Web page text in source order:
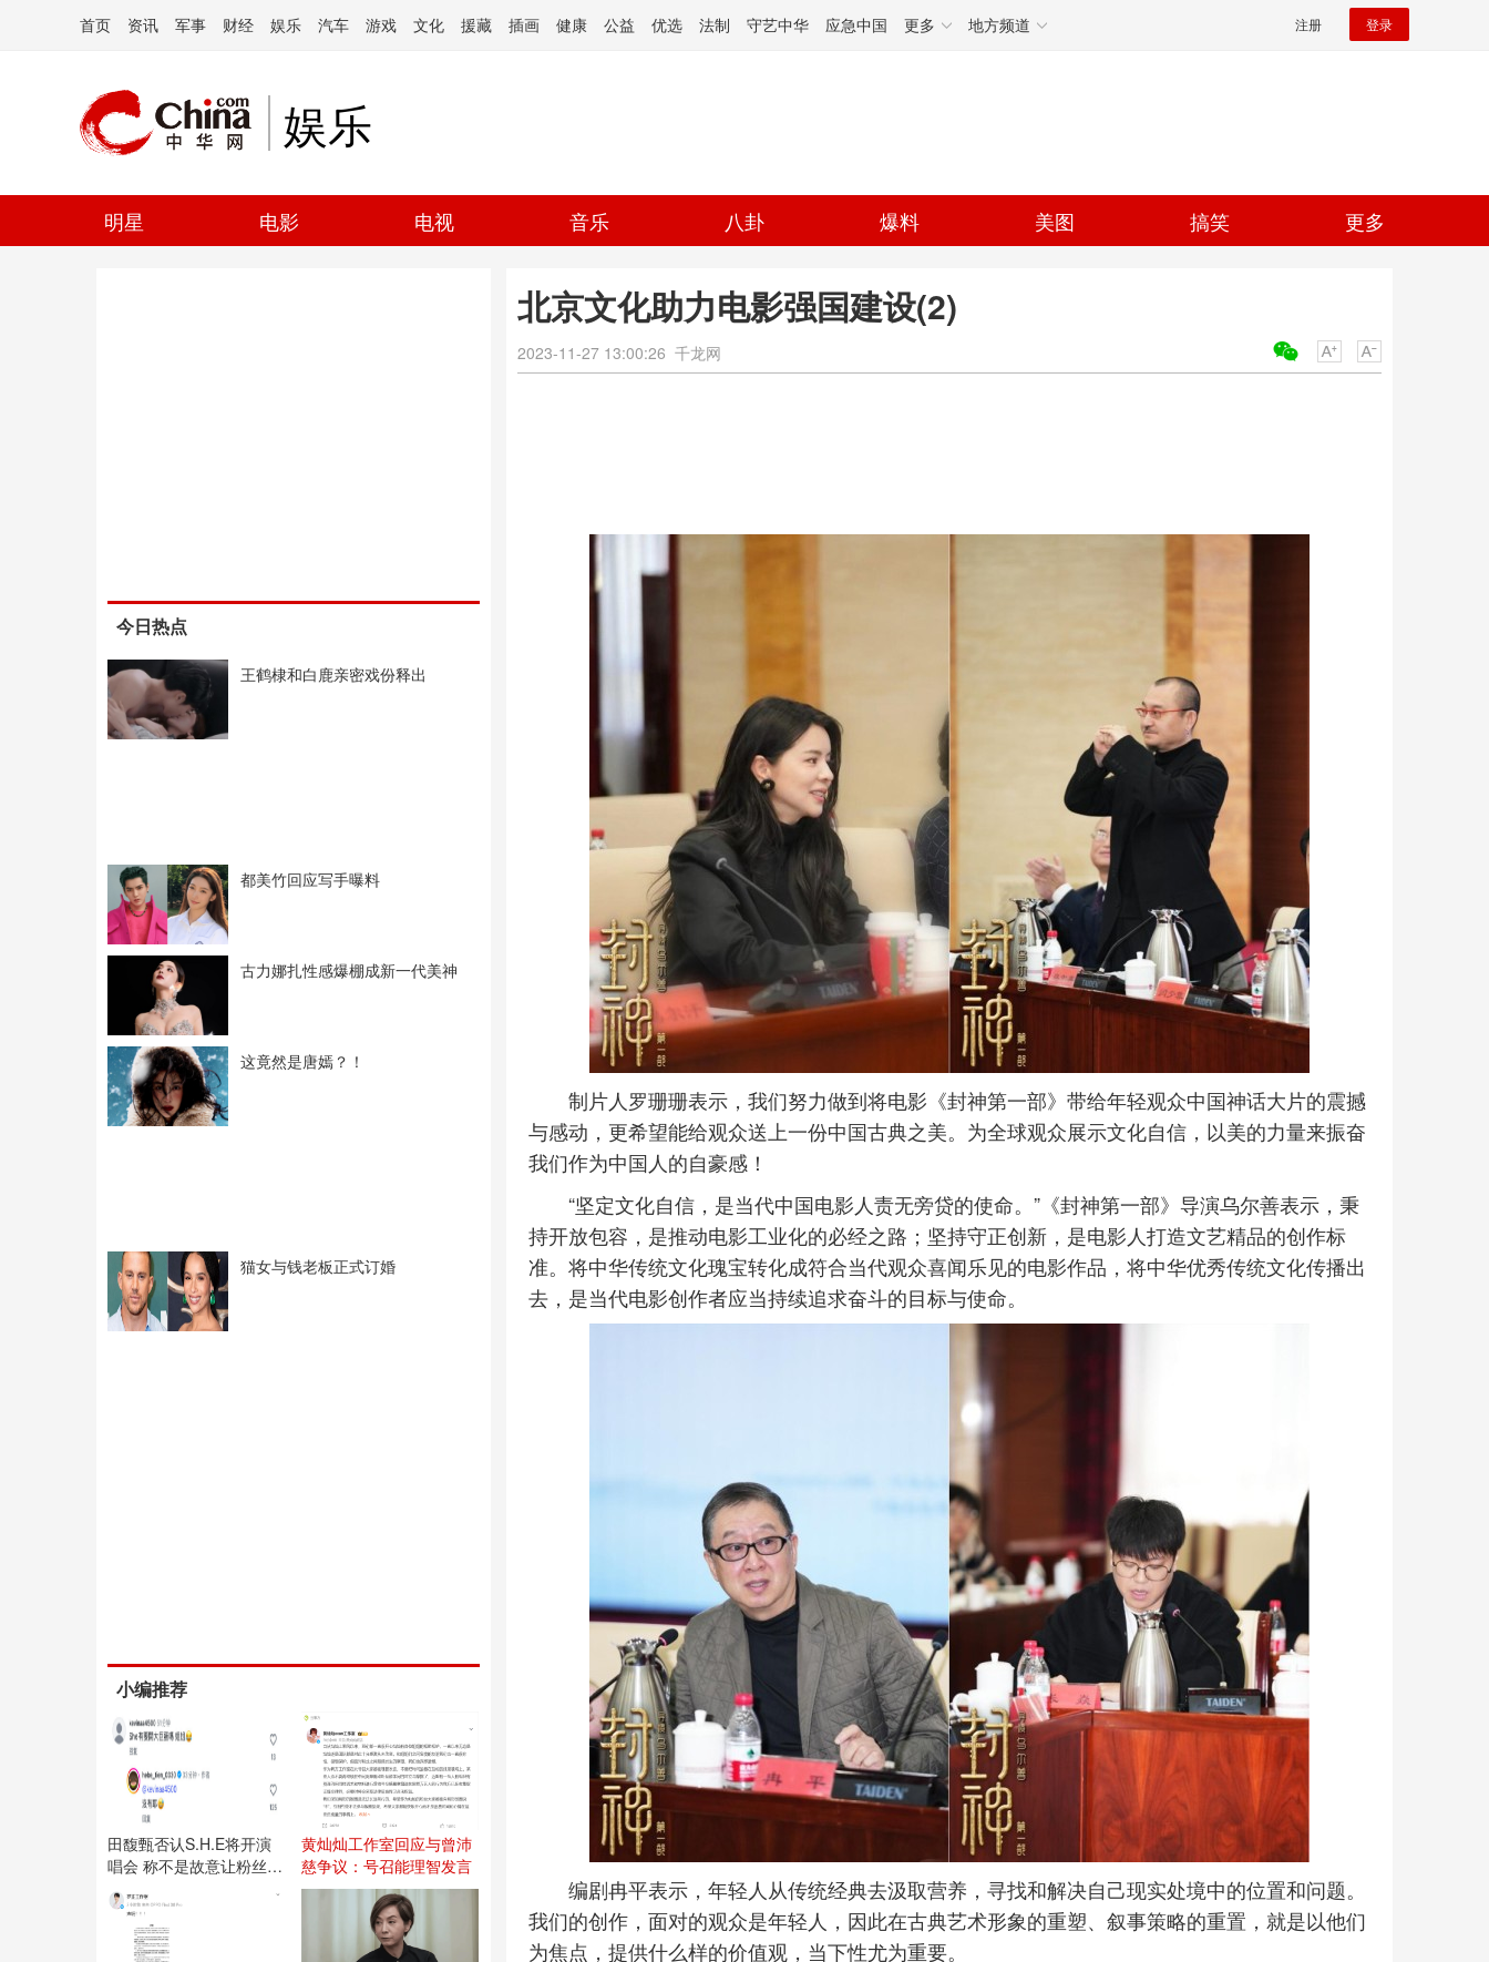
首页 资讯 军事 财经 娱乐 汽车 游戏 文化 援藏 插画 健康 公益 优选 法制 守艺中华 应急中国 更多 地方频道 注册 登录
娱乐
明星 电影 电视 音乐 八卦 爆料 美图 搞笑 更多
今日热点
王鹤棣和白鹿亲密戏份释出
都美竹回应写手曝料
古力娜扎性感爆棚成新一代美神
这竟然是唐嫣？！
猫女与钱老板正式订婚
小编推荐
田馥甄否认S.H.E将开演
唱会 称不是故意让粉丝失
望
黄灿灿工作室回应与曾沛
慈争议：号召能理智发言
北京文化助力电影强国建设(2)
2023-11-27 13:00:26 千龙网
制片人罗珊珊表示，我们努力做到将电影《封神第一部》带给年轻观众中国神话大片的震撼
与感动，更希望能给观众送上一份中国古典之美。为全球观众展示文化自信，以美的力量来振奋
我们作为中国人的自豪感！
“坚定文化自信，是当代中国电影人责无旁贷的使命。”《封神第一部》导演乌尔善表示，秉
持开放包容，是推动电影工业化的必经之路；坚持守正创新，是电影人打造文艺精品的创作标
准。将中华传统文化瑰宝转化成符合当代观众喜闻乐见的电影作品，将中华优秀传统文化传播出
去，是当代电影创作者应当持续追求奋斗的目标与使命。
编剧冉平表示，年轻人从传统经典去汲取营养，寻找和解决自己现实处境中的位置和问题。
我们的创作，面对的观众是年轻人，因此在古典艺术形象的重塑、叙事策略的重置，就是以他们
为焦点，提供什么样的价值观，当下性尤为重要。